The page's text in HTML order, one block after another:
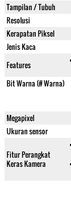
Tampilan / Tubuh
Resolusi
Kerapatan Piksel
Jenis Kaca
Features
Bit Warna (# Warna)
Megapixel
Ukuran sensor
Fitur Perangkat
Keras Kamera